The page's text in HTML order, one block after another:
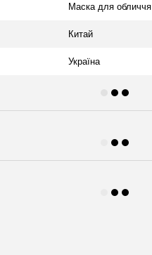
Маска для обличчя
Китай
Україна